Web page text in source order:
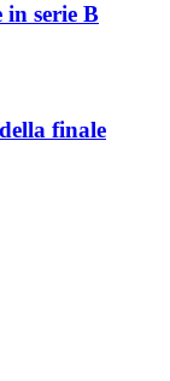
in serie B
finale